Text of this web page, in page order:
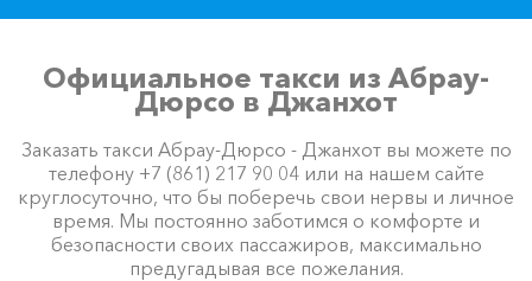
Официальное такси из Абрау-
Дюрсо в Джанхот
Заказать такси Абрау-Дюрсо - Джанхот вы можете по
телефону +7 (861) 217 90 04 или на нашем сайте
круглосуточно, что бы поберечь свои нервы и личное
время. Мы постоянно заботимся о комфорте и
безопасности своих пассажиров, максимально
предугадывая все пожелания.